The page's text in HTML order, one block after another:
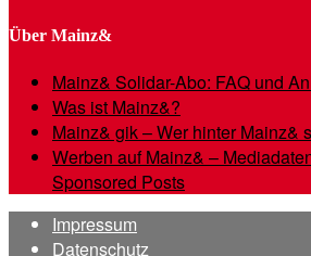
Über Mainz&
Mainz& Solidar-Abo: FAQ und
Was ist Mainz&?
Mainz& gik – Wer hinter Mainz&
Werben auf Mainz& –
Sponsored Posts
Impressum
Datenschutz